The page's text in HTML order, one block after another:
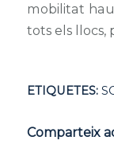
mobilitat
tots els llocs,
ETIQUETES:
Comparteix